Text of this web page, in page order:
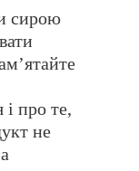
сирою
і про те,
не